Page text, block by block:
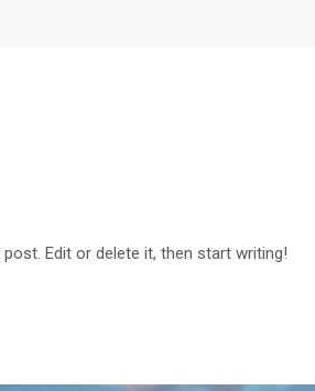
Edit or delete it, then start writing!